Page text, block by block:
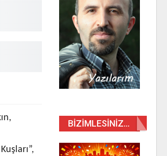
BIZIMLESINIZ…